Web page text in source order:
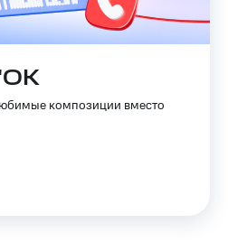
композиции вместо